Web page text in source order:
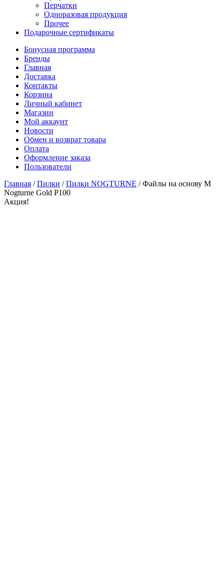
Перчатки
Одноразовая продукция
Прочее
Подарочные сертификаты
Бонусная программа
Бренды
Главная
Доставка
Контакты
Корзина
Личный кабинет
Магазин
Мой аккаунт
Новости
Обмен и возврат товара
Оплата
Оформление заказа
Пользователи
Главная /Пилки /Пилки NOGTURNE /Файлы на основу M
Nogturne Gold P100
Акция!